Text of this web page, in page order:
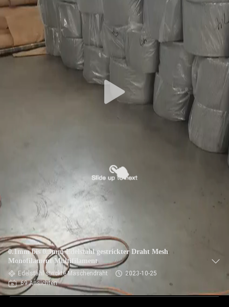
0.1mm bis 0.3mm Edelstahl gestrickter Draht Mesh
Monofilament Multifilament
Edelstahl strickte Maschendraht
2023-10-25
69 Ansichten